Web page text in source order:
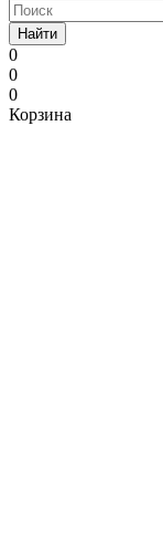
Найти
0
0
0
Корзина